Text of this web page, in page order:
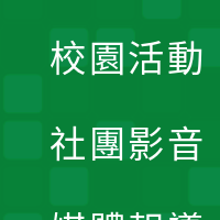
校園活動
社團影音